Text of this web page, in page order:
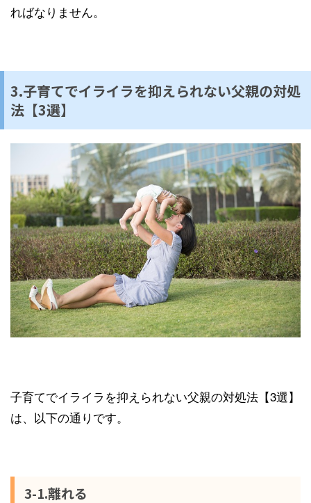
ればなりません。
3.子育てでイライラを抑えられない父親の対処
法【3選】
子育てでイライラを抑えられない父親の対処法【3選】
は、以下の通りです。
3-1.離れる